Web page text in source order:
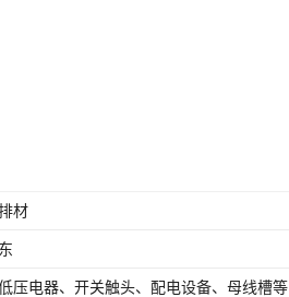
材
压电器、开关触头、配电设备、母线槽等